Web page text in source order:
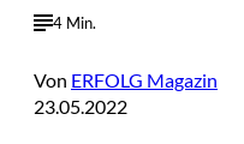
4 Min.
Von ERFOLG Magazin
23.05.2022